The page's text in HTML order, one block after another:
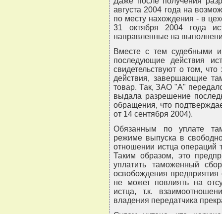
августа 2004 года на
по месту нахождения - в
31 октября 2004 года
направленные на
Вместе с тем судебными
последующие действия
свидетельствуют о том,
действия, завершающие
товар. Так, ЗАО "А"
выдала разрешение
обращения, что
от 14 сентября 2004).
Обязанным по уплате
режиме выпуска в
отношении истца операций
Таким образом, это
уплатить таможенный
освобождения
не может повлиять на
истца, т.к.
владения передатчика